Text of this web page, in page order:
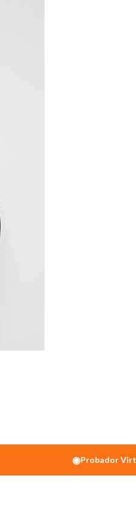
◉Probador